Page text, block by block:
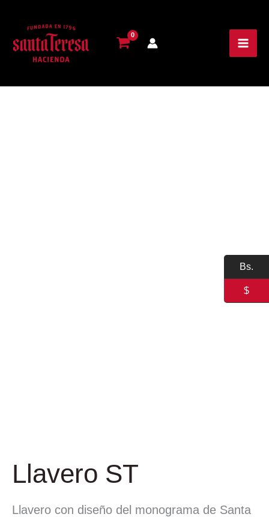
Llavero ST
Llavero con diseño del monograma de Santa
Bs.
$